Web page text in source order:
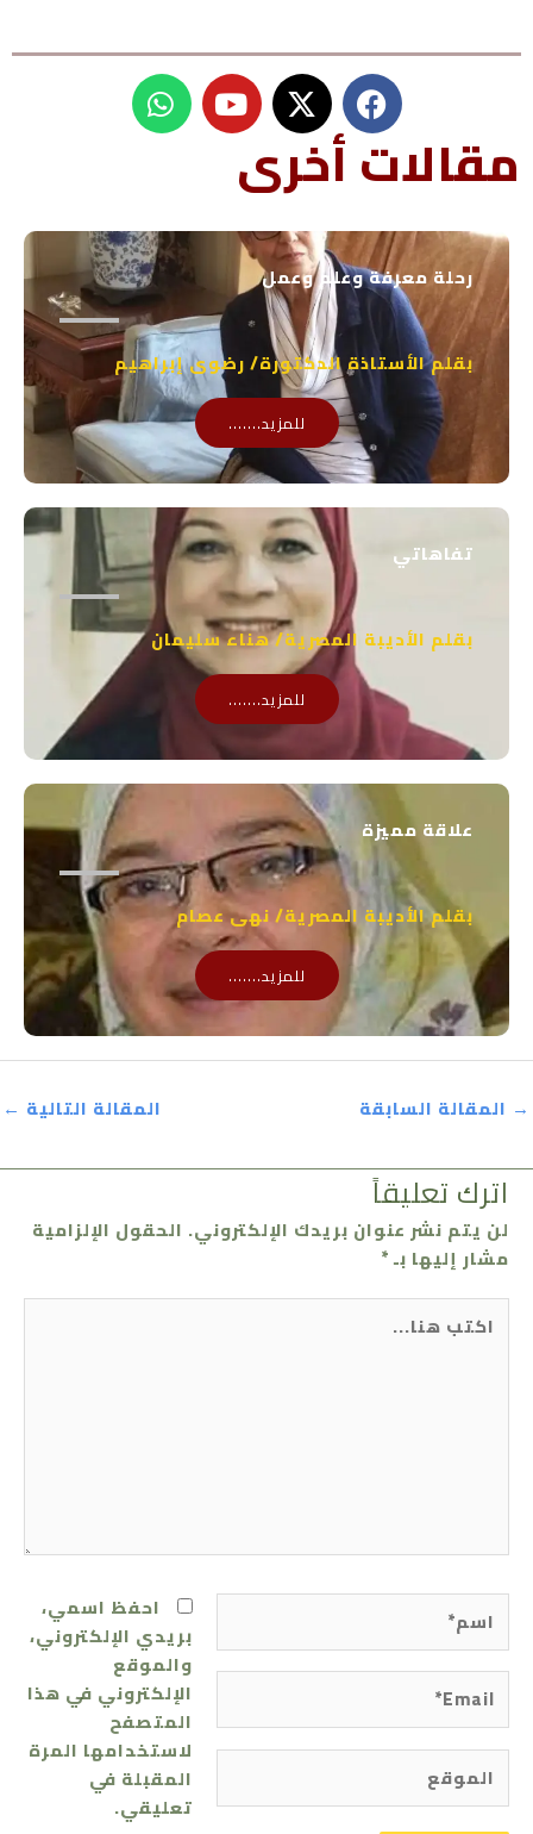
u
t
b
e
W
h
a
t
a
p
p
مقالات أخرى
رحلة معرفة وعلم وعمل
بقلم الأستاذة الدكتورة/ رضوى إبراهيم
للمزيد.......
تفاهاتي
بقلم الأديبة المصرية/ هناء سليمان
للمزيد.......
علاقة مميزة
بقلم الأديبة المصرية/ نهى عصام
للمزيد.......
→ المقالة السابقة المقالة التالية ←
اترك تعليقاً
لن يتم نشر عنوان بريدك الإلكتروني. الحقول الإلزامية
مشار إليها بـ*
اكتب
هنا...
Email*
الموقع
احفظ اسمي،
بريدي الإلكتروني،
والموقع
الإلكتروني في هذا
المتصفح
لاستخدامها المرة
المقبلة في
تعليقي.